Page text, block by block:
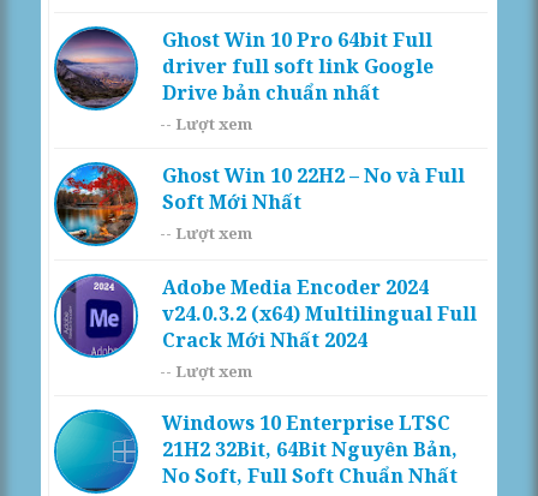
Ghost Win 10 Pro 64bit Full
driver full soft link Google
Drive bản chuẩn nhất
-- Lượt xem
Ghost Win 10 22H2 – No và Full
Soft Mới Nhất
-- Lượt xem
Adobe Media Encoder 2024
v24.0.3.2 (x64) Multilingual Full
Crack Mới Nhất 2024
-- Lượt xem
Windows 10 Enterprise LTSC
21H2 32Bit, 64Bit Nguyên Bản,
No Soft, Full Soft Chuẩn Nhất